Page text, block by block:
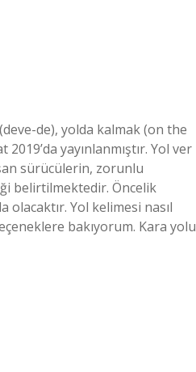
(deve-de), yolda kalmak (on the
yayınlanmıştır. Yol ver
sürücülerin, zorunlu
belirtilmektedir. Öncelik
Yol kelimesi nasıl
bakıyorum. Kara yolu